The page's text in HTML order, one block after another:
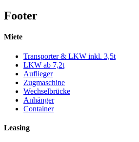
Footer
Miete
Transporter & LKW inkl. 3,5t
LKW ab 7,2t
Auflieger
Zugmaschine
Wechselbrücke
Anhänger
Container
Leasing